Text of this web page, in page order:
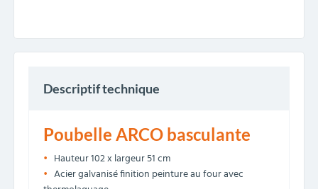
Descriptif technique
Poubelle ARCO basculante
Hauteur 102 x largeur 51 cm
Acier galvanisé finition peinture au four avec